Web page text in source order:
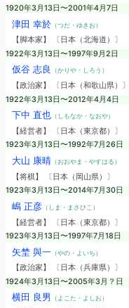
1920年3月13日〜2001年4月7日
津田 幸於（つだ・ゆきお）
【脚本家】 〔日本（北海道）〕
1922年3月13日〜1997年9月2日
仮谷 志良 （かりや・しろう）
【政治家】 〔日本（和歌山県）〕
1922年3月13日〜2012年4月4日
下中 直也（しもなか・なおや）
【経営者】 〔日本（東京都）〕
1923年3月13日〜1992年7月26日
大山 康晴（おおやま・やすはる）
【将棋】 〔日本（岡山県）〕
1923年3月13日〜2014年7月30日
嶋 正彦（しま・まさひこ）
【経営者】 〔日本（東京都）〕
1923年3月13日〜1997年7月18日
矢埜 與一（やの・よいち）
【政治家】 〔日本（兵庫県）〕
1924年3月13日〜2005年3月？日
横田 良男 （よこた・よしお）